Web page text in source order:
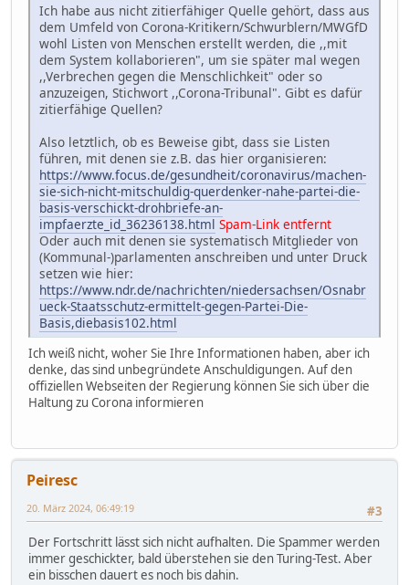
Ich habe aus nicht zitierfähiger Quelle gehört, dass aus
dem Umfeld von Corona-Kritikern/Schwurblern/MWGfD
wohl Listen von Menschen erstellt werden, die ,,mit
dem System kollaborieren", um sie später mal wegen
,,Verbrechen gegen die Menschlichkeit" oder so
anzuzeigen, Stichwort ,,Corona-Tribunal". Gibt es dafür
zitierfähige Quellen?
Also letztlich, ob es Beweise gibt, dass sie Listen
führen, mit denen sie z.B. das hier organisieren:
https://www.focus.de/gesundheit/coronavirus/machen-
sie-sich-nicht-mitschuldig-querdenker-nahe-partei-die-
basis-verschickt-drohbriefe-an-
impfaerzte_id_36236138.html Spam-Link entfernt
Oder auch mit denen sie systematisch Mitglieder von
(Kommunal-)parlamenten anschreiben und unter Druck
setzen wie hier:
https://www.ndr.de/nachrichten/niedersachsen/Osnabr
ueck-Staatsschutz-ermittelt-gegen-Partei-Die-
Basis,diebasis102.html
Ich weiß nicht, woher Sie Ihre Informationen haben, aber ich
denke, das sind unbegründete Anschuldigungen. Auf den
offiziellen Webseiten der Regierung können Sie sich über die
Haltung zu Corona informieren
Peiresc
#3
20. März 2024, 06:49:19
Der Fortschritt lässt sich nicht aufhalten. Die Spammer werden
immer geschickter, bald überstehen sie den Turing-Test. Aber
ein bisschen dauert es noch bis dahin.